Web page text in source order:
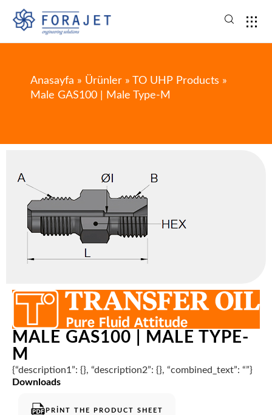
Anasayfa » Ürünler » TO UHP Products »
Male GAS100 | Male Type-M
MALE GAS100 | MALE TYPE-
M
{“description1”: {}, “description2”: {}, “combined_text”: “”}
Downloads
PRINT THE PRODUCT SHEET